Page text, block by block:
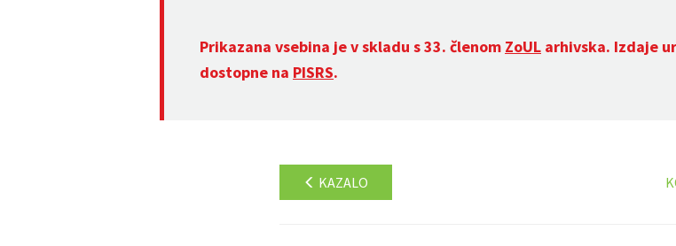
Prikazana vsebina je v skladu s 33. členom ZoUL arhivska. Izdaje
dostopne na PISRS.
KAZALO